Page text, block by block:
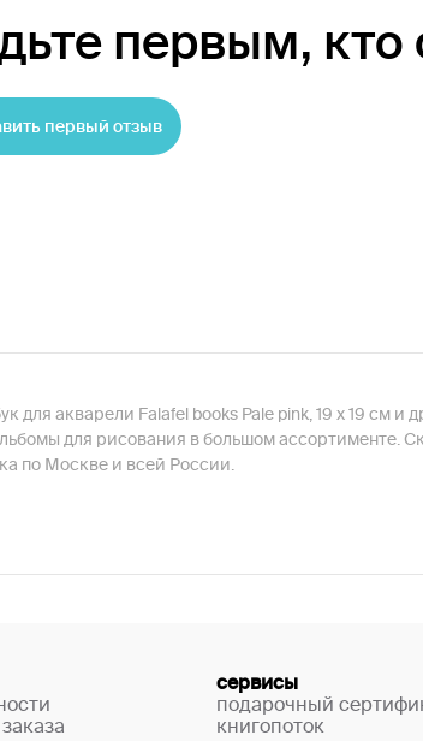
первым, кто
первый отзыв
для акварели Falafel books Pale pink, 19 х 19 см
для рисования в большом ассортименте.
по Москве и всей России.
сервисы
подарочный
книгопоток